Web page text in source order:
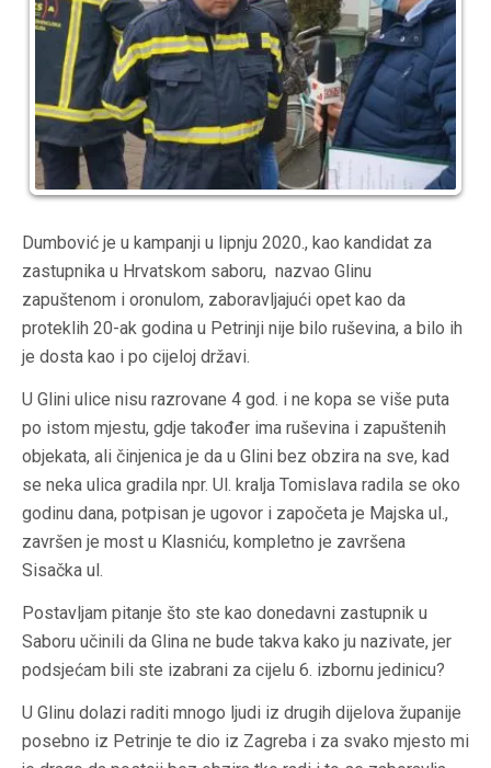
Dumbović je u kampanji u lipnju 2020., kao kandidat za
zastupnika u Hrvatskom saboru, nazvao Glinu
zapuštenom i oronulom, zaboravljajući opet kao da
proteklih 20-ak godina u Petrinji nije bilo ruševina, a bilo ih
je dosta kao i po cijeloj državi.
U Glini ulice nisu razrovane 4 god. i ne kopa se više puta
po istom mjestu, gdje također ima ruševina i zapuštenih
objekata, ali činjenica je da u Glini bez obzira na sve, kad
se neka ulica gradila npr. Ul. kralja Tomislava radila se oko
godinu dana, potpisan je ugovor i započeta je Majska ul.,
završen je most u Klasniću, kompletno je završena
Sisačka ul.
Postavljam pitanje što ste kao donedavni zastupnik u
Saboru učinili da Glina ne bude takva kako ju nazivate, jer
podsjećam bili ste izabrani za cijelu 6. izbornu jedinicu?
U Glinu dolazi raditi mnogo ljudi iz drugih dijelova županije
posebno iz Petrinje te dio iz Zagreba i za svako mjesto mi